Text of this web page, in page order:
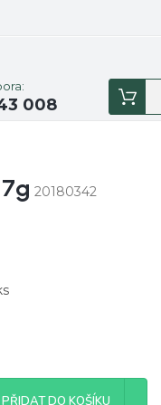
008
20180342
PŘIDAT DO KOŠÍKU